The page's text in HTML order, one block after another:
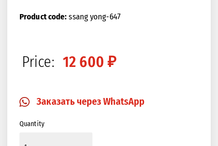
Изображение в 360 градусов
Product code: ssang yong-647
Price: 12 600 ₽
Заказать через WhatsApp
Quantity